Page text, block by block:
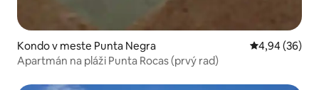
Kondo v meste Punta Negra Priemerné
4,94 (36)
Apartmán na pláži Punta Rocas (prvý rad)